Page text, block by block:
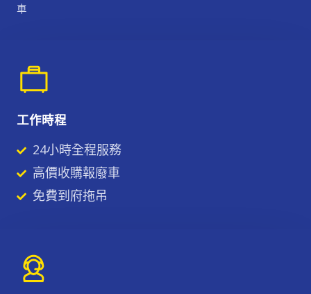
車
工作時程
24小時全程服務
高價收購報廢車
免費到府拖吊